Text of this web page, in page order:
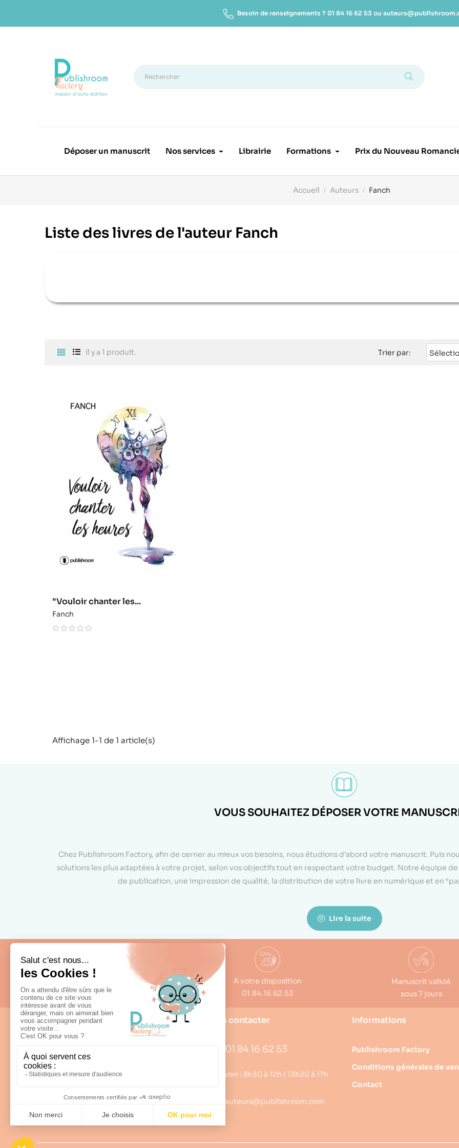
Besoin de renseignements ? 01 84 16 62 53 ou
Déposer un manuscrit Nos services Librairie Formations Prix du Nouveau
Accueil Auteurs Fanch
Liste des livres de l'auteur Fanch
Il y a 1 produit. Trier par:
"Vouloir chanter les...
Fanch
Affichage 1-1 de 1 article(s)
VOUS SOUHAITEZ DÉPOSER VOTRE
Chez Publishroom Factory, afin de cerner au mieux vos besoins, nous étudions d’abord votre manuscrit. Puis
solutions les plus adaptées à votre projet, selon vos objectifs tout en respectant votre budget. Notre équipe
de publication, une impression de qualité, la distribution de votre livre en numérique et en
Lire la suite
Fabrication française
A votre disposition
01.84.16.62.53
Manuscrit validé
sous 7 jours
Nous contacter
01 84 16 62 53
Lun – Ven : 8h30 à 12h / 13h30 à 17h
auteurs@publishroom.com
Informations
Publishroom Factory
Conditions générales de
Contact